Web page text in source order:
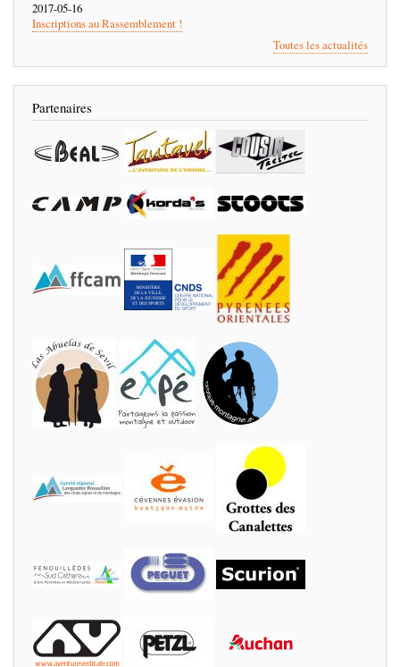
2017-05-16
Inscriptions au Rassemblement !
Toutes les actualités
Partenaires